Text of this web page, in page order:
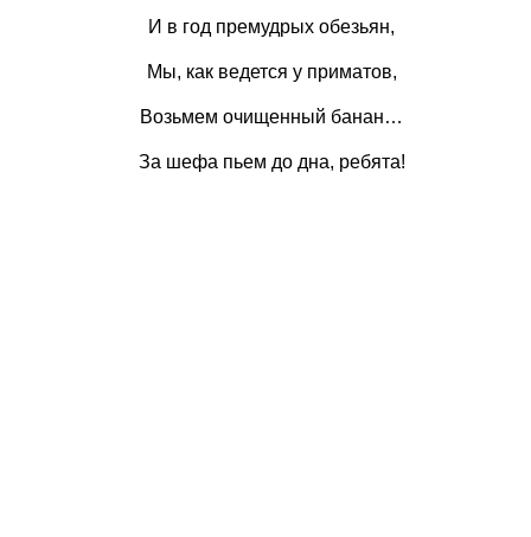
И в год премудрых обезьян,
Мы, как ведется у приматов,
Возьмем очищенный банан…
За шефа пьем до дна, ребята!